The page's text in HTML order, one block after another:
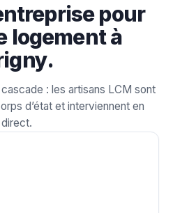
pour
logement à
: les artisans LCM sont
d’état et interviennent en
direct.